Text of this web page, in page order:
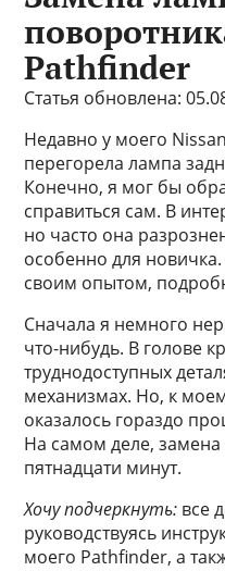
Pathfinder
Статья обновлена:
Недавно у моего
перегорела лампа
Конечно, я мог бы
справиться сам. В
но часто она
особенно для
своим опытом,
Сначала я немного
что-нибудь. В голове
труднодоступных
механизмах. Но, к
оказалось гораздо
На самом деле,
пятнадцати минут.
Хочу подчеркнуть: все
руководствуясь
моего Pathfinder, а